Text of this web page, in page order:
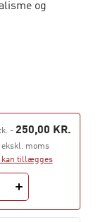
og
set fra
pointe
hvordan
men at
and
- 250,00 KR.
ekskl. moms
kan tillægges